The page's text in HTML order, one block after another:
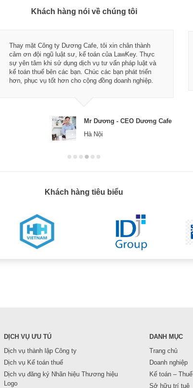
Khách hàng nói về chúng tôi
Thay mặt Công ty Dương Cafe, tôi xin chân thành
cảm ơn đội ngũ luật sư, kế toán của LawKey. Thực
sự yên tâm khi sử dụng dịch vụ tư vấn pháp luật và
kế toán thuế bên các bạn. Chúc các bạn phát triển
hơn, phục vụ tốt hơn cho cộng đồng doanh nghiệp.
Mr Dương - CEO Dương Cafe
Hà Nội
Khách hàng tiêu biểu
DỊCH VỤ ƯU TÚ
Dịch vụ thành lập Công ty
Dịch vụ Kế toán thuế
Dịch vụ đăng ký Nhãn hiệu Thương hiệu
Logo
DANH MỤC
Trang chủ
Doanh nghiệp
Kế toán – Thuế
Sở hữu trí tuệ